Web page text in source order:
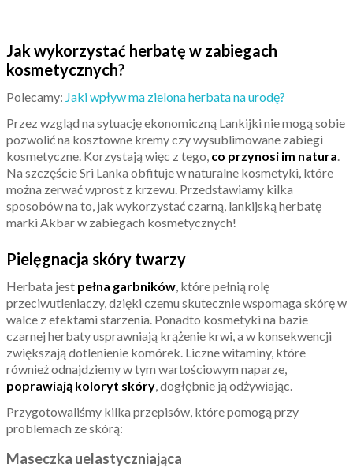
Jak wykorzystać herbatę w zabiegach
kosmetycznych?
Polecamy: Jaki wpływ ma zielona herbata na urodę?
Przez wzgląd na sytuację ekonomiczną Lankijki nie mogą sobie
pozwolić na kosztowne kremy czy wysublimowane zabiegi
kosmetyczne. Korzystają więc z tego, co przynosi im natura.
Na szczęście Sri Lanka obfituje w naturalne kosmetyki, które
można zerwać wprost z krzewu. Przedstawiamy kilka
sposobów na to, jak wykorzystać czarną, lankijską herbatę
marki Akbar w zabiegach kosmetycznych!
Pielęgnacja skóry twarzy
Herbata jest pełna garbników, które pełnią rolę
przeciwutleniaczy, dzięki czemu skutecznie wspomaga skórę w
walce z efektami starzenia. Ponadto kosmetyki na bazie
czarnej herbaty usprawniają krążenie krwi, a w konsekwencji
zwiększają dotlenienie komórek. Liczne witaminy, które
również odnajdziemy w tym wartościowym naparze,
poprawiają koloryt skóry, dogłębnie ją odżywiając.
Przygotowaliśmy kilka przepisów, które pomogą przy
problemach ze skórą:
Maseczka uelastyczniająca